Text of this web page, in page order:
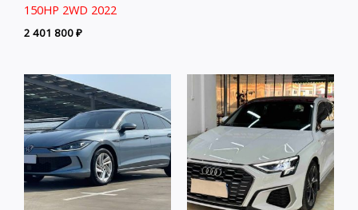
150HP 2WD 2022
2 401 800₽